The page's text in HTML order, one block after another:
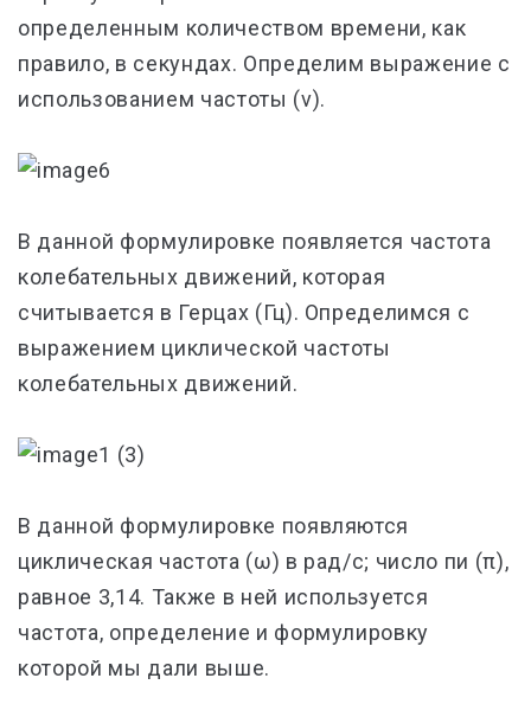
определенным количеством времени, как
правило, в секундах. Определим выражение с
использованием частоты (ν).
В данной формулировке появляется частота
колебательных движений, которая
считывается в Герцах (Гц). Определимся с
выражением циклической частоты
колебательных движений.
В данной формулировке появляются
циклическая частота (ω) в рад/с; число пи (π),
равное 3,14. Также в ней используется
частота, определение и формулировку
которой мы дали выше.